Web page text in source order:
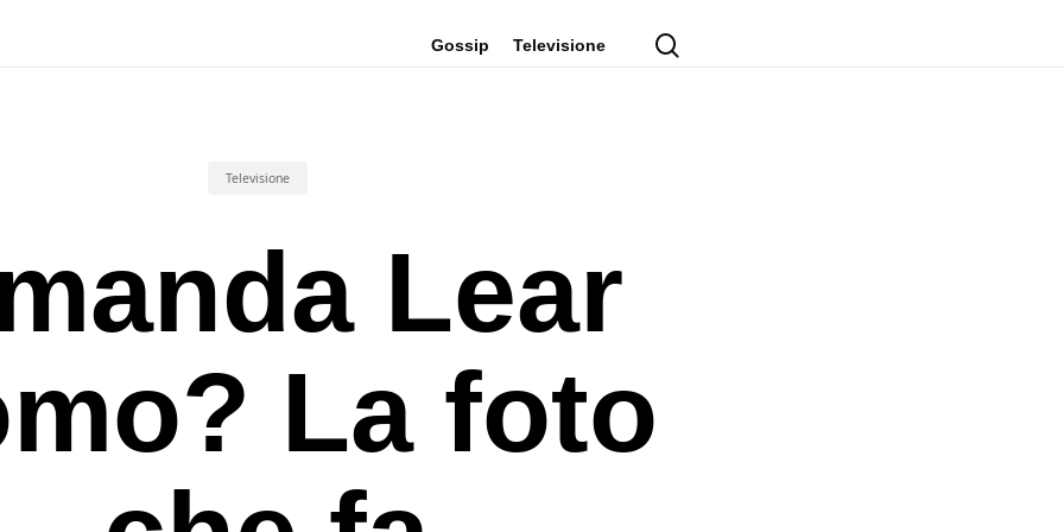
Gossip Televisione
Televisione
Lear
La foto